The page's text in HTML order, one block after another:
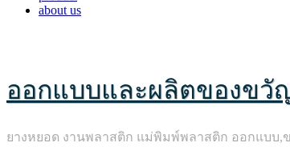
about us
ออกแบบและผลิตของขวั
ยางหยอด งานพลาสติก แม่พิมพ์พลาสติก ออกแบบ